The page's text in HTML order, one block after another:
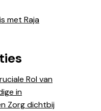
met Raja
Rol van
in
Zorg dichtbij